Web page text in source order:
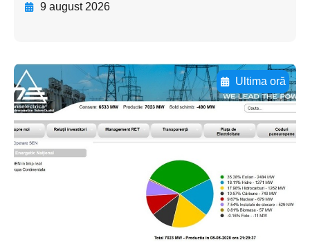
9 august 2026
Ultima oră
Adaugă aici textul pentru
subtitluAdaugă aici
textul pentru
subtitluAdaugă aici
textul pentru
subtitluAdaugă aici
textul pentru subti